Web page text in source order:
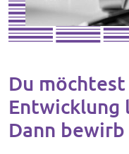
Du
Entwick­­­lung
Dann